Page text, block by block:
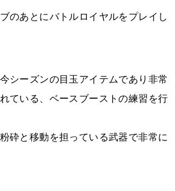
のあとにバトルロイヤルをプレイし
シーズンの目玉アイテムであり非常
ている、ベースブーストの練習を行
砕と移動を担っている武器で非常に